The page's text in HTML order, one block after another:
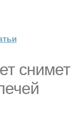
снимет